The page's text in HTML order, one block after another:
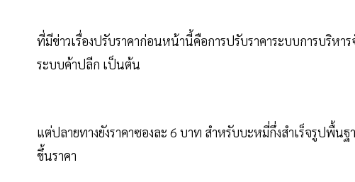
ที่มีข่าวเรื่องปรับราคาก่อนหน้านี้คือการปรับราคาระบบการบริหา
ระบบค้าปลีก เป็นต้น
แต่ปลายทางยังราคาซองละ 6 บาท สำหรับบะหมี่กึ่งสำเร็จรูปพื้
ขึ้นราคา